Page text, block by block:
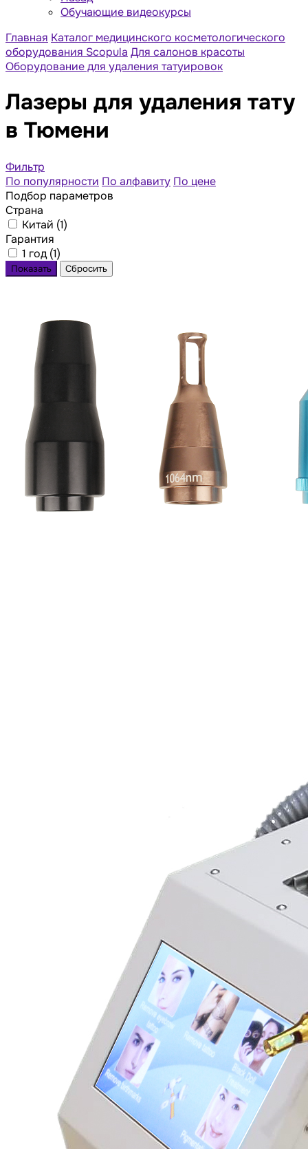
Обучающие видеокурсы
Главная Каталог медицинского косметологического
оборудования Scopula Для салонов красоты
Оборудование для удаления татуировок
Лазеры для удаления тату
в Тюмени
Фильтр
По популярности По алфавиту По цене
Подбор параметров
Страна
Китай (1)
Гарантия
1 год (1)